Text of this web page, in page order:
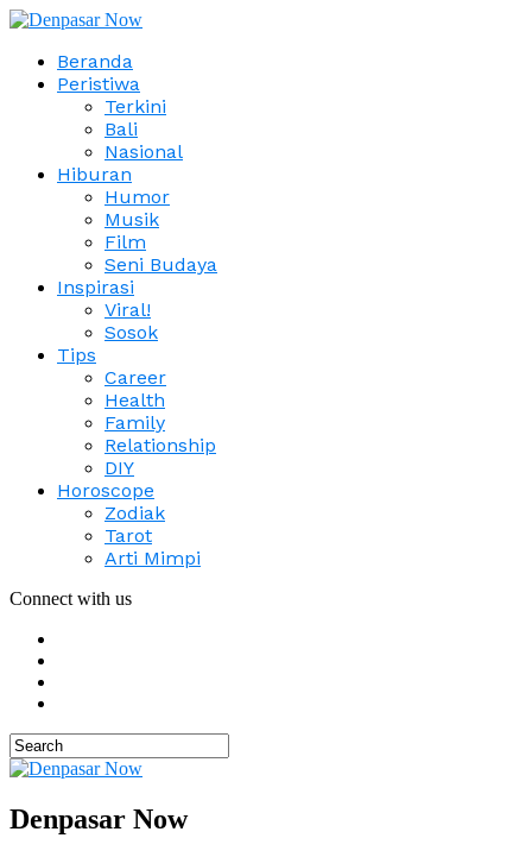
Beranda
Peristiwa
Terkini
Bali
Nasional
Hiburan
Humor
Musik
Film
Seni Budaya
Inspirasi
Viral!
Sosok
Tips
Career
Health
Family
Relationship
DIY
Horoscope
Zodiak
Tarot
Arti Mimpi
Connect with us
Denpasar Now